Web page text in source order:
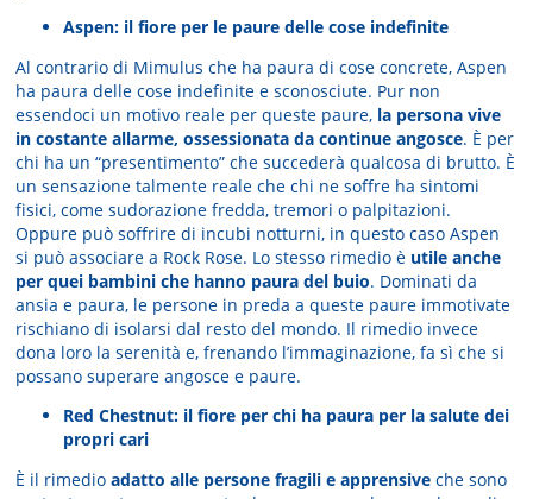
Aspen: il fiore per le paure delle cose indefinite
Al contrario di Mimulus che ha paura di cose concrete, Aspen
ha paura delle cose indefinite e sconosciute. Pur non
essendoci un motivo reale per queste paure, la persona vive
in costante allarme, ossessionata da continue angosce. È per
chi ha un “presentimento” che succederà qualcosa di brutto. È
un sensazione talmente reale che chi ne soffre ha sintomi
fisici, come sudorazione fredda, tremori o palpitazioni.
Oppure può soffrire di incubi notturni, in questo caso Aspen
si può associare a Rock Rose. Lo stesso rimedio è utile anche
per quei bambini che hanno paura del buio. Dominati da
ansia e paura, le persone in preda a queste paure immotivate
rischiano di isolarsi dal resto del mondo. Il rimedio invece
dona loro la serenità e, frenando l’immaginazione, fa sì che si
possano superare angosce e paure.
Red Chestnut: il fiore per chi ha paura per la salute dei
propri cari
È il rimedioadatto alle persone fragili e apprensive che sono